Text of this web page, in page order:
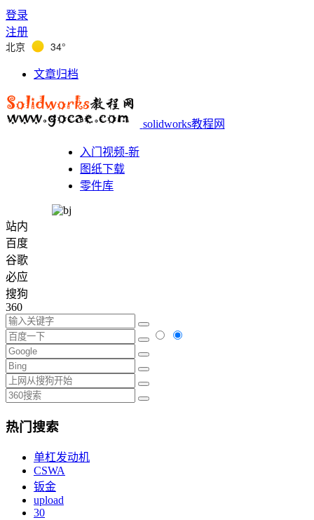
登录
注册
北京 34°
文章归档
solidworks教程网
入门视频-新
图纸下载
零件库
站内
百度
谷歌
必应
搜狗
360
热门搜索
单杠发动机
CSWA
钣金
upload
30